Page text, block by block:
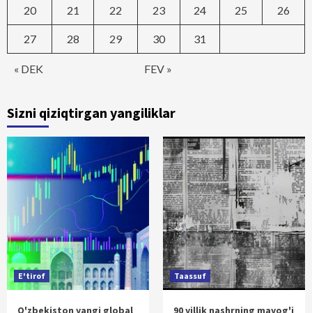
« DEK FEV »
20 21 22 23 24 25 26
27 28 29 30 31
Sizni qiziqtirgan yangiliklar
E'tirof
O'zbekiston yangi global
Taassuf
90 yillik nashrning mayog'i